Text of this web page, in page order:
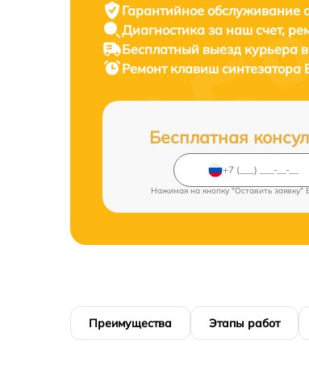
Гарантийное обслуживание
Диагностика за наш счет,
Бесплатный выезд курьера
Ремонт клавиш синтезатора
Бесплатная
Нажимая на кнопку "Оставить заявку"
Преимущества Этапы работ